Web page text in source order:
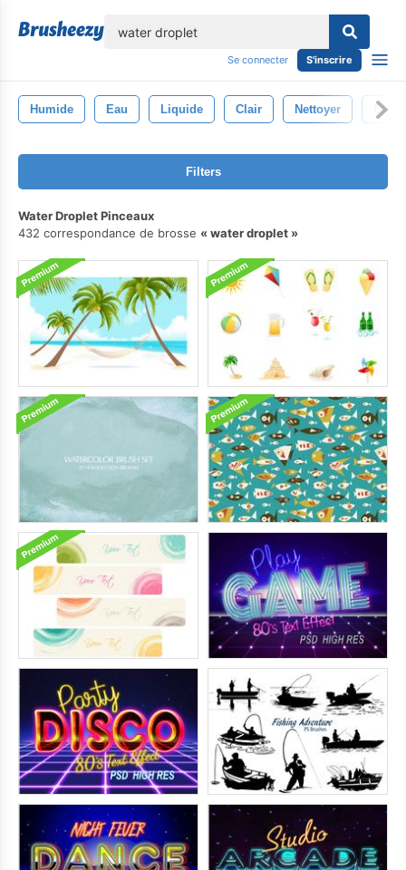
Se connecter S'inscrire
Humide Eau Liquide Clair Nettoyer Bleu
Filters
Water Droplet Pinceaux
432 correspondance de brosse
water droplet